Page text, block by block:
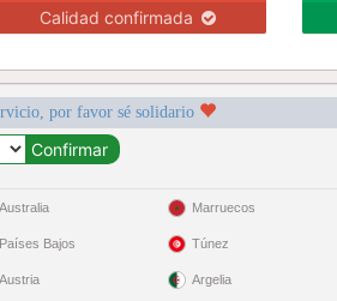
Calidad confirmada
por favor sé solidario
Australia
Países Bajos
Austria
Marruecos
Túnez
Argelia